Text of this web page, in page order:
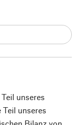
unseres
unseres